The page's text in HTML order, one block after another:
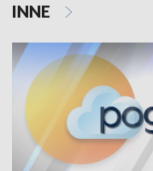
INNE